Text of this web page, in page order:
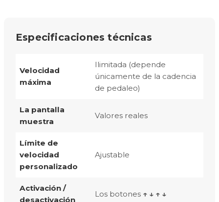
Especificaciones técnicas
Velocidad
máxima
Ilimitada (depende
únicamente de la cadencia
de pedaleo)
La pantalla
muestra
Valores reales
Límite de
velocidad
personalizado
Ajustable
Activación /
desactivación
Los botones ↑ ↓ ↑ ↓